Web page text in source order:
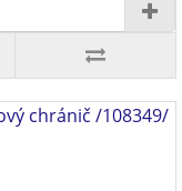
chránič /108349/